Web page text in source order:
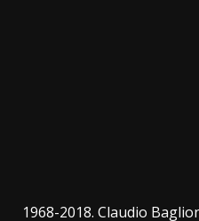
1968-2018. Claudio